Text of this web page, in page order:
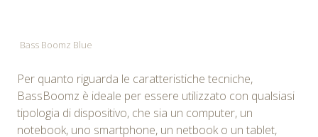
Bass Boomz Blue
Per quanto riguarda le caratteristiche tecniche,
BassBoomz è ideale per essere utilizzato con qualsiasi
tipologia di dispositivo, che sia un computer, un
notebook, uno smartphone, un netbook o un tablet,